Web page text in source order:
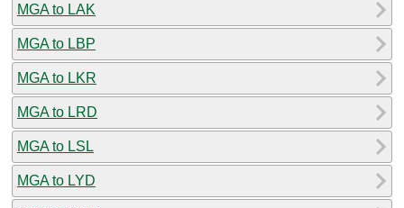
MGA to LAK
MGA to LBP
MGA to LKR
MGA to LRD
MGA to LSL
MGA to LYD